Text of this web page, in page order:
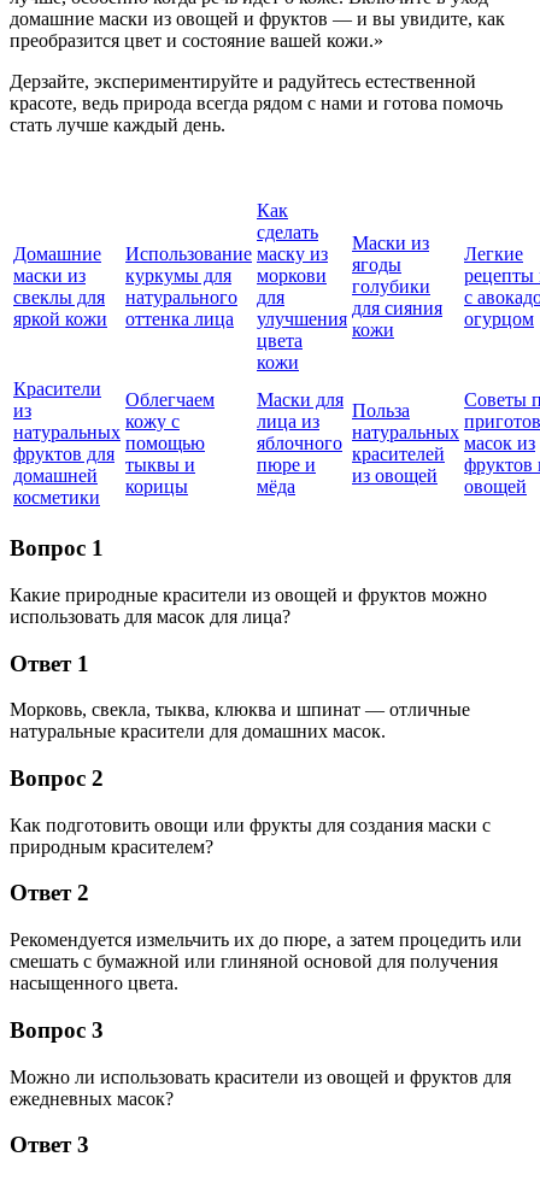
домашние маски из овощей и фруктов — и вы увидите, как
преобразится цвет и состояние вашей кожи.»
Дерзайте, экспериментируйте и радуйтесь естественной
красоте, ведь природа всегда рядом с нами и готова помочь
стать лучше каждый день.
Домашние
маски из
свеклы для
яркой кожи
Использование
куркумы для
натурального
оттенка лица
Как
сделать
маску из
моркови
для
улучшения
цвета
кожи
Маски из
ягоды
голубики
для сияния
кожи
Легкие
рецепты
с
огурцом
Красители
из
натуральных
фруктов для
домашней
косметики
Облегчаем
кожу с
помощью
тыквы и
корицы
Маски для
лица из
яблочного
пюре и
мёда
Польза
натуральных
красителей
из овощей
Советы
масок из
фруктов
овощей
Вопрос 1
Какие природные красители из овощей и фруктов можно
использовать для масок для лица?
Ответ 1
Морковь, свекла, тыква, клюква и шпинат — отличные
натуральные красители для домашних масок.
Вопрос 2
Как подготовить овощи или фрукты для создания маски с
природным красителем?
Ответ 2
Рекомендуется измельчить их до пюре, а затем процедить или
смешать с бумажной или глиняной основой для получения
насыщенного цвета.
Вопрос 3
Можно ли использовать красители из овощей и фруктов для
ежедневных масок?
Ответ 3